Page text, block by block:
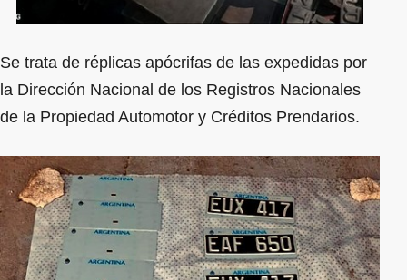
Se trata de réplicas apócrifas de las expedidas por
la Dirección Nacional de los Registros Nacionales
de la Propiedad Automotor y Créditos Prendarios.